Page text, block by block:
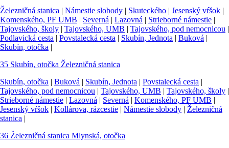
Železničná stanica | Námestie slobody | Skuteckého | Jesenský vŕšok |
Komenského, PF UMB | Severná | Lazovná | Strieborné námestie |
Tajovského, školy | Tajovského, UMB | Tajovského, pod nemocnicou |
Podlavická cesta | Povstalecká cesta | Skubín, Jednota | Buková |
Skubín, otočka |
35 Skubín, otočka Železničná stanica
Skubín, otočka | Buková | Skubín, Jednota | Povstalecká cesta |
Tajovského, pod nemocnicou | Tajovského, UMB | Tajovského, školy |
Strieborné námestie | Lazovná | Severná | Komenského, PF UMB |
Jesenský vŕšok | Kollárova, rázcestie | Námestie slobody | Železničná
stanica |
36 Železničná stanica Mlynská, otočka